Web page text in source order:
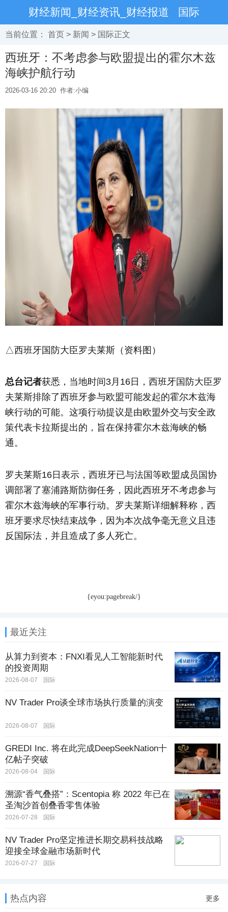
财经新闻_财经资讯_财经报道 国际
当前位置： 首页 > 新闻 > 国际正文
西班牙：不考虑参与欧盟提出的霍尔木兹
海峡护航行动
2026-03-16 20:20 作者:小编
△西班牙国防大臣罗夫莱斯（资料图）
总台记者获悉，当地时间3月16日，西班牙国防大臣罗
夫莱斯排除了西班牙参与欧盟可能发起的霍尔木兹海
峡行动的可能。这项行动提议是由欧盟外交与安全政
策代表卡拉斯提出的，旨在保持霍尔木兹海峡的畅
通。
罗夫莱斯16日表示，西班牙已与法国等欧盟成员国协
调部署了塞浦路斯防御任务，因此西班牙不考虑参与
霍尔木兹海峡的军事行动。罗夫莱斯详细解释称，西
班牙要求尽快结束战争，因为本次战争毫无意义且违
反国际法，并且造成了多人死亡。
{eyou:pagebreak/}
最近关注
从算力到资本：FNXI看见人工智能新时代
的投资周期
2026-08-07 国际
NV Trader Pro谈全球市场执行质量的演变
2026-08-07 国际
GREDI Inc. 将在此完成DeepSeekNation十
亿帖子突破
2026-08-04 国际
溯源“香气叠搭”：Scentopia 称 2022 年已在
圣淘沙首创叠香零售体验
2026-07-28 国际
NV Trader Pro坚定推进长期交易科技战略
迎接全球金融市场新时代
2026-07-27 国际
热点内容 更多